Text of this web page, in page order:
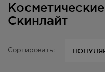
Скинлайт
Сортировать: